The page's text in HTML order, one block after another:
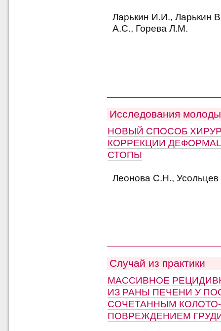
Ларькин И.И., Ларькин
А.С., Горева Л.М.
Исследования
НОВЫЙ СПОСОБ
КОРРЕКЦИИ
СТОПЫ
Леонова С.Н.,
Случай из практики
МАССИВНОЕ
ИЗ РАНЫ ПЕЧЕНИ У
СОЧЕТАННЫМ
ПОВРЕЖДЕНИЕМ